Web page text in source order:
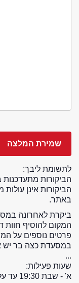
לתשומת ליבך:
הביקורות מתעדכנות באתר
הביקורות אינן
באתר.
ביקרת לאחרונה
המקום להוסיף חוות
פרטים נוספים על
במסעדת כצה בר יש
...
שעות פעילות:
א' - שבת 19:30 עד עלות השחר